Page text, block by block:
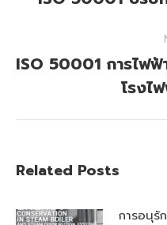
ISO 50001 การไฟฟ้
โรงไ
Related Posts
การอนุรั